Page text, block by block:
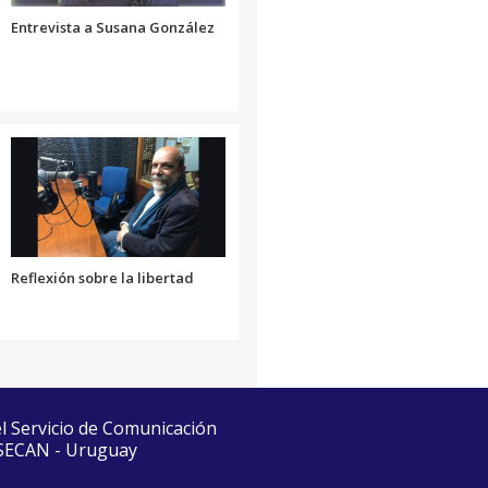
Entrevista a Susana González
Reflexión sobre la libertad
de Comunicación
- Uruguay